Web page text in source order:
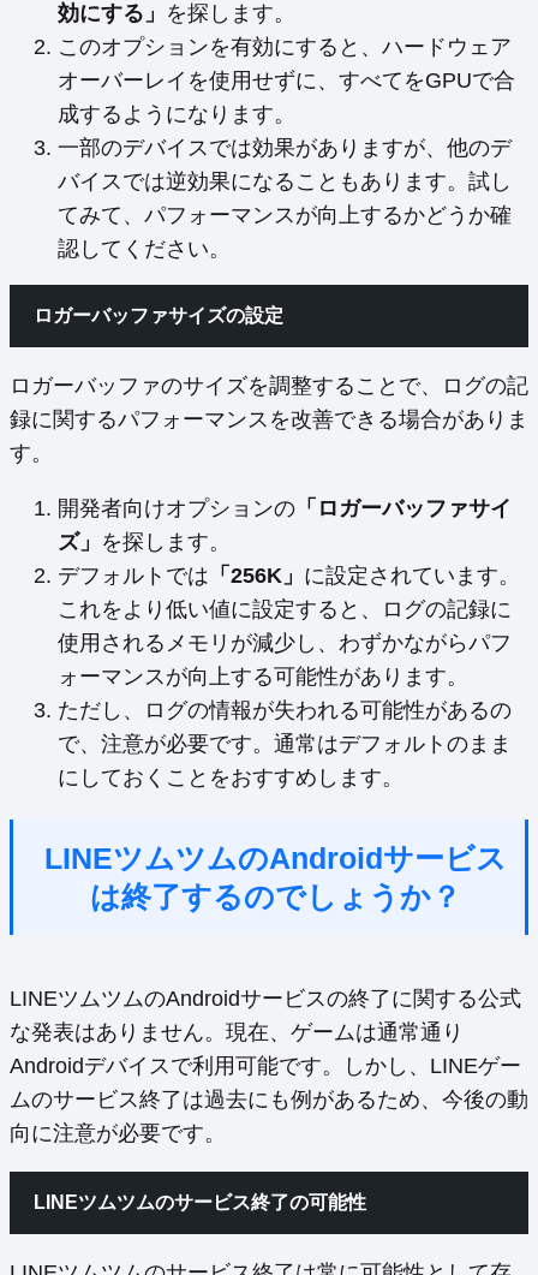
効にする」 を探します。
このオプションを有効にすると、ハードウェア
オーバーレイを使用せずに、すべてをGPUで合
成するようになります。
一部のデバイスでは効果がありますが、他のデ
バイスでは逆効果になることもあります。試し
てみて、パフォーマンスが向上するかどうか確
認してください。
ロガーバッファサイズの設定
ロガーバッファのサイズを調整することで、ログの記
録に関するパフォーマンスを改善できる場合がありま
す。
開発者向けオプションの 「ロガーバッファサイ
ズ」 を探します。
デフォルトでは 「256K」 に設定されています。
これをより低い値に設定すると、ログの記録に
使用されるメモリが減少し、わずかながらパフ
ォーマンスが向上する可能性があります。
ただし、ログの情報が失われる可能性があるの
で、注意が必要です。通常はデフォルトのまま
にしておくことをおすすめします。
LINEツムツムのAndroidサービス
は終了するのでしょうか？
LINEツムツムのAndroidサービスの終了に関する公式
な発表はありません。現在、ゲームは通常通り
Androidデバイスで利用可能です。しかし、LINEゲー
ムのサービス終了は過去にも例があるため、今後の動
向に注意が必要です。
LINEツムツムのサービス終了の可能性